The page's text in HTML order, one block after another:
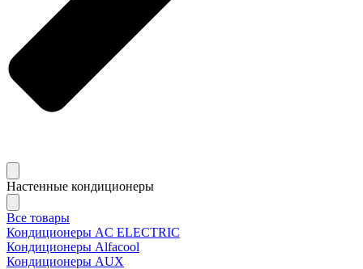
Настенные кондиционеры
Все товары
Кондиционеры AC ELECTRIC
Кондиционеры Alfacool
Кондиционеры AUX